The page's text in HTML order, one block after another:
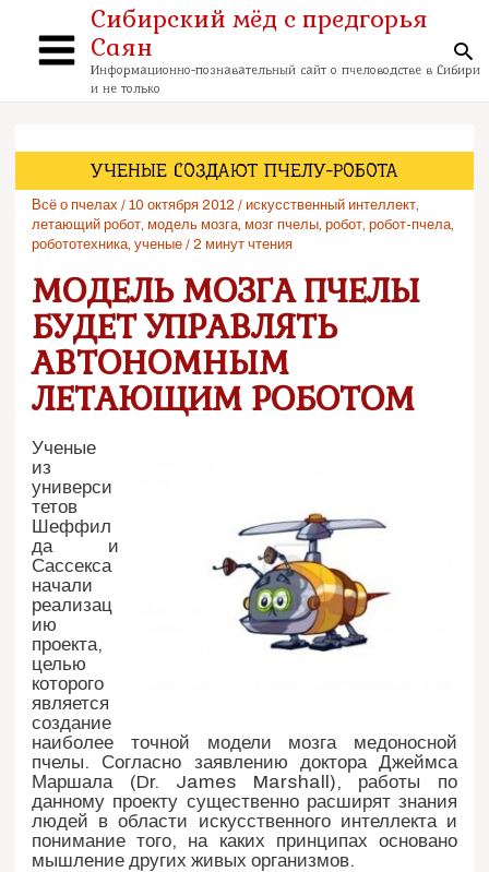
содержимому
Main
Сибирский мёд с предгорья
Саян
Информационно-познавательный сайт о пчеловодстве в Сибири
и не только
УЧЕНЫЕ СОЗДАЮТ ПЧЕЛУ-РОБОТА
Всё о пчелах /10 октября 2012 /искусственный интеллект
летающий робот ,модель мозга ,мозг пчелы ,робот ,робот-пчела
робототехника ,ученые /2 минут чтения
МОДЕЛЬ МОЗГА ПЧЕЛЫ
БУДЕТ УПРАВЛЯТЬ
АВТОНОМНЫМ
ЛЕТАЮЩИМ РОБОТОМ
Ученые
из
универси
тетов
Шеффил
да и
Сассекса
начали
реализац
ию
проекта,
целью
которого
является
создание
наиболее точной модели мозга медоносной
пчелы. Согласно заявлению доктора Джеймса
Маршала (Dr. James Marshall), работы по
данному проекту существенно расширят знания
людей в области искусственного интеллекта и
понимание того, на каких принципах основано
мышление других живых организмов.